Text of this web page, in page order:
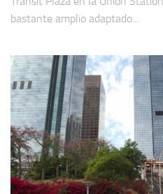
bastante amplio adaptado...